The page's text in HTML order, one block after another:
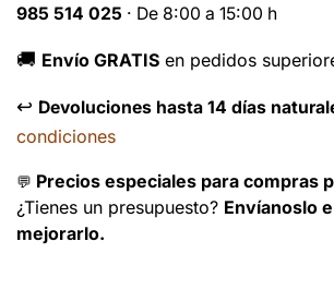
985 514 025 · De 8:00 a 15:00 h
🚚 Envío GRATIS en pedidos
↩️ Devoluciones hasta 14 días
condiciones
💬 Precios especiales para compras
¿Tienes un presupuesto? Envíanoslo
mejorarlo.